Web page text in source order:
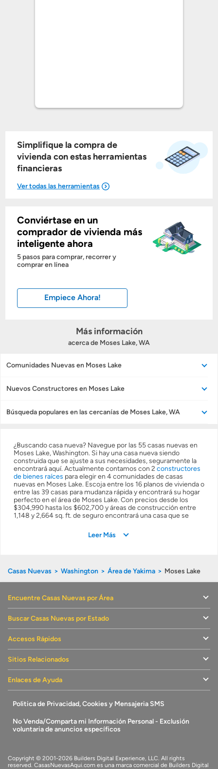
Simplifique la compra de
vivienda con estas herramientas
financieras
Mostrarme lo que puedo pagar
Costos casa nueva vs. usada
Calcular mi hipoteca
Obtener Aprobación Previa
Obtener ofertas por mi casa
Conviértase en un
comprador de vivienda más
inteligente ahora
5 pasos para comprar, recorrer y
comprar en línea
Empiece Ahora!
Más información
acerca de Moses Lake, WA
Comunidades Nuevas en Moses Lake
Nuevos Constructores en Moses Lake
Búsqueda populares en las cercanías de Moses Lake, WA
¿Buscando casa nueva? Navegue por las 55 casas nuevas en
Moses Lake, Washington. Si hay una casa nueva siendo
construida que se ajuste a sus necesidades, seguramente la
encontrará aquí. Actualmente contamos con 2 constructores
de bienes raíces para elegir en 4 comunidades de casas
nuevas en Moses Lake. Escoja entre los 16 planos de vivienda o
entre las 39 casas para mudanza rápida y encontrará su hogar
perfecto en el área de Moses Lake. Con precios desde los
$304,990 hasta los $602,700 y áreas de construcción entre
1,148 y 2,664 sq. ft. de seguro encontrará una casa que se
primera casa pequeña o grande, encontrará casas en Moses
Lake que tienen de 3 a 5 habitaciones y de 2 a 3 baños. Podría
muchísimo en costos de mantenimiento y energía. Si tiene
En General: Construcciones nuevas en el condado , WA
Este es un breve resumen de cómo luce actualmente el
mercado de la construcción de casas nuevas en el condado de
.
Nombre del Condado
Condado
Número de Comunidades
Número de Comunidades en
Venta
Promedio de los Precios
$347,267
Cantidad de Construtores
2
Leer Más
Casas Nuevas Washington Área de Yakima Moses Lake
Encuentre Casas Nuevas por Área
Buscar Casas Nuevas por Estado
Accesos Rápidos
Sitios Relacionados
Enlaces de Ayuda
Politica de Privacidad, Cookies y Mensajeria SMS
No Venda/Comparta mi Información Personal - Exclusión
voluntaria de anuncios específicos
Copyright © 2001-2026 Builders Digital Experience, LLC. All rights
reserved. CasasNuevasAqui.com es una marca comercial de Builders Digital